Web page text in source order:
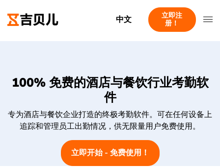
中文
立即注
册！
100% 免费的酒店与餐饮行业考勤软
件
专为酒店与餐饮企业打造的终极考勤软件。可在任何设备上
追踪和管理员工出勤情况，供无限量用户免费使用。
立即开始 - 免费使用！